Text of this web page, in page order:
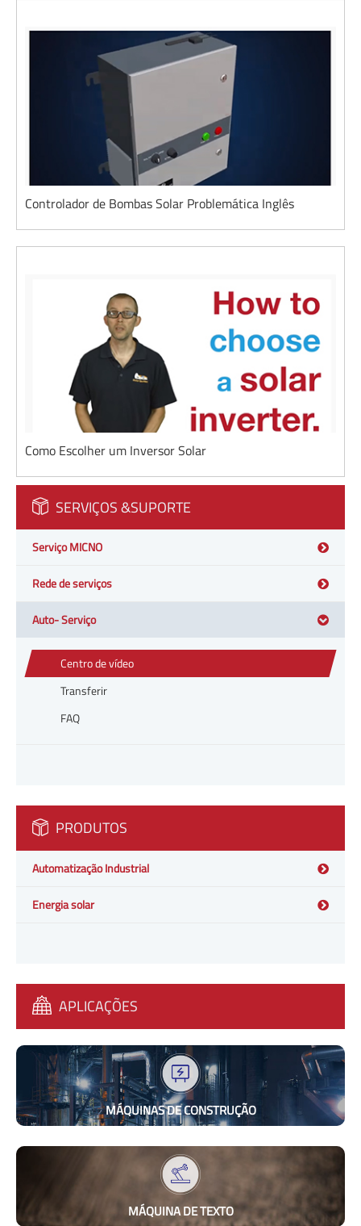
Controlador de Bombas Solar Problemática Inglês
Como Escolher um Inversor Solar
SERVIÇOS &SUPORTE
Serviço MICNO
Rede de serviços
Auto- Serviço
Centro de vídeo
Transferir
FAQ
PRODUTOS
Automatização Industrial
Energia solar
APLICAÇÕES
MÁQUINAS DE CONSTRUÇÃO
MÁQUINA DE TEXTO